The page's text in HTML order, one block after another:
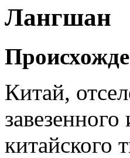
Лангшан
Китай,
китайского